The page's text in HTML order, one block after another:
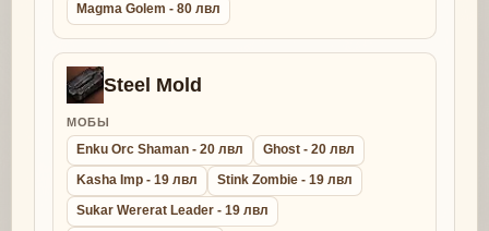
Magma Golem - 80 лвл
Steel Mold
МОБЫ
Enku Orc Shaman - 20 лвл
Ghost - 20 лвл
Kasha Imp - 19 лвл
Stink Zombie - 19 лвл
Sukar Wererat Leader - 19 лвл